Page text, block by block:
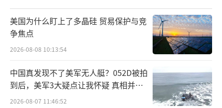
美国为什么盯上了多晶硅 贸易保护与竞
争焦点
2026-08-08 10:13:54
中国真发现不了美军无人艇？052D被拍
到后，美军3大疑点让我怀疑 真相并非
如此
2026-08-07 11:46:52